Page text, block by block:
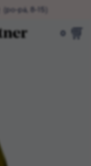
(po-pá, 8-15)
0